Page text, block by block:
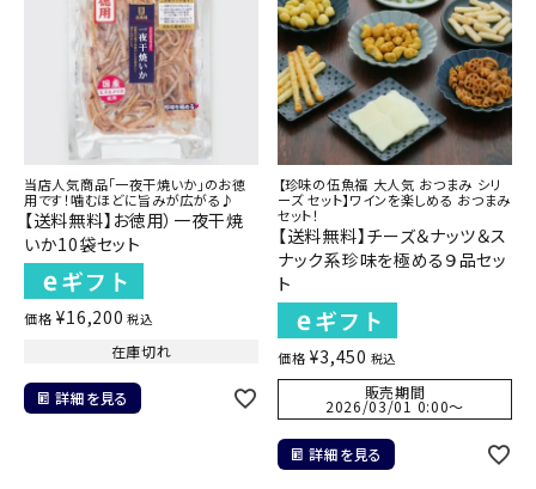
当店人気商品「一夜干焼いか」のお徳
用です！噛むほどに旨みが広がる♪
【送料無料】お徳用）一夜干焼
いか10袋セット
価格 ¥16,200 税込
在庫切れ
詳細を見る
【珍味の伍魚福 大人気 おつまみ シリ
ーズ セット】ワインを楽しめる おつまみ
セット！
【送料無料】チーズ＆ナッツ＆ス
ナック系珍味を極める９品セッ
ト
価格 ¥3,450 税込
販売期間
2026/03/01 0:00〜
詳細を見る